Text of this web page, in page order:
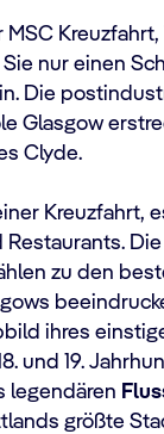
MSC Kreuzfahrt,
nur einen
Die
Glasgow
Clyde.
Kreuzfahrt,
zu den
ihres
und 19.
legendären
größte